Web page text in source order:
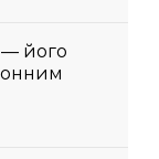
— його